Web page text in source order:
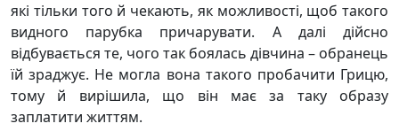
які тільки того й чекають, як можливості, щоб такого
видного парубка причарувати. А далі дійсно
відбувається те, чого так боялась дівчина – обранець
їй зраджує. Не могла вона такого пробачити Грицю,
тому й вирішила, що він має за таку образу
заплатити життям.